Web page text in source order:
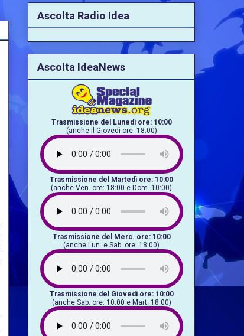
Ascolta Radio Idea
Ascolta IdeaNews
Trasmissione del Lunedì ore: 10:00
(anche il Giovedì ore: 18:00)
Trasmissione del Martedì ore: 10:00
(anche Ven. ore: 18:00 e Dom. 10:00)
Trasmissione del Merc. ore: 10:00
(anche Lun. e Sab. ore: 18:00)
Trasmissione del Giovedì ore: 10:00
(anche Sab. ore: 10:00 e Mart. 18:00)